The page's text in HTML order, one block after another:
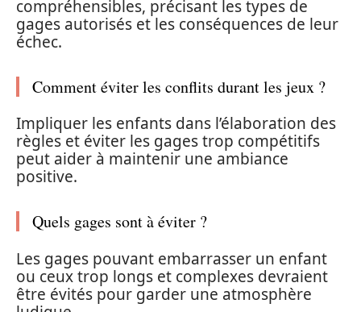
compréhensibles, précisant les types de
gages autorisés et les conséquences de leur
échec.
Comment éviter les conflits durant les jeux ?
Impliquer les enfants dans l’élaboration des
règles et éviter les gages trop compétitifs
peut aider à maintenir une ambiance
positive.
Quels gages sont à éviter ?
Les gages pouvant embarrasser un enfant
ou ceux trop longs et complexes devraient
être évités pour garder une atmosphère